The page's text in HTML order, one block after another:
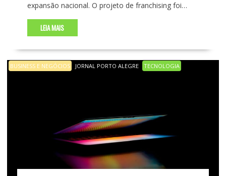
expansão nacional. O projeto de franchising foi…
LEIA MAIS
BUSINESS E NEGÓCIOS JORNAL PORTO ALEGRE TECNOLOGIA